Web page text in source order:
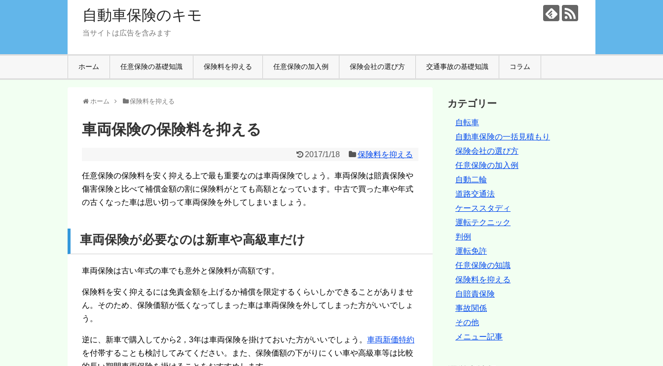
自動車保険のキモ
当サイトは広告を含みます
ホーム 任意保険の基礎知識 保険料を抑える 任意保険の加入例 保険会社の選び方 交通事故の基礎知識 コラム
ホーム 保険料を抑える
車両保険の保険料を抑える
2017/1/18 保険料を抑える
任意保険の保険料を安く抑える上で最も重要なのは車両保険でしょう。車両保険は賠責保険や
傷害保険と比べて補償金額の割に保険料がとても高額となっています。中古で買った車や年式
の古くなった車は思い切って車両保険を外してしまいましょう。
車両保険が必要なのは新車や高級車だけ
車両保険は古い年式の車でも意外と保険料が高額です。
保険料を安く抑えるには免責金額を上げるか補償を限定するくらいしかできることがありませ
ん。そのため、保険価額が低くなってしまった車は車両保険を外してしまった方がいいでしょ
う。
逆に、新車で購入してから2，3年は車両保険を掛けておいた方がいいでしょう。 車両新価特約
を付帯することも検討してみてください。また、保険価額の下がりにくい車や高級車等は比較
カテゴリー
自転車
自動車保険の一括見積もり
保険会社の選び方
任意保険の加入例
自動二輪
道路交通法
ケーススタディ
運転テクニック
判例
運転免許
任意保険の知識
保険料を抑える
自賠責保険
事故関係
その他
メニュー記事